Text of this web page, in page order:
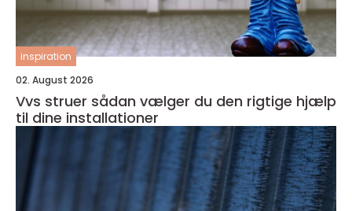
inspiration
02. August 2026
Vvs struer sådan vælger du den rigtige hjælp
til dine installationer